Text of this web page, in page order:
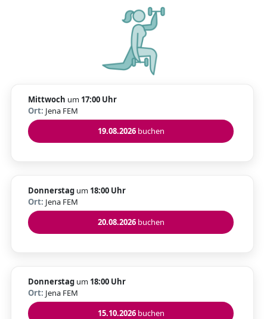
Mittwoch um 17:00 Uhr
Ort: Jena FEM
19.08.2026buchen
Donnerstag um 18:00 Uhr
Ort: Jena FEM
20.08.2026buchen
Donnerstag um 18:00 Uhr
Ort: Jena FEM
15.10.2026buchen